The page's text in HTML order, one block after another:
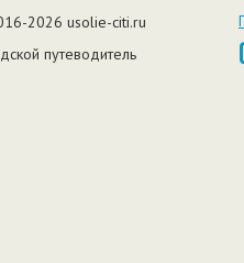
2026 usolie-citi.ru
путеводитель